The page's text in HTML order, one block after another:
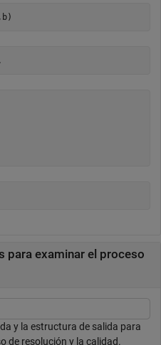
para examinar el proceso
y la estructura de salida para
de resolución y la calidad.